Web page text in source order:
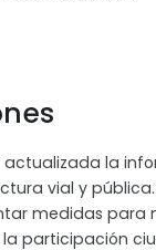
actualizada la
vial y pública.
medidas para
la participación